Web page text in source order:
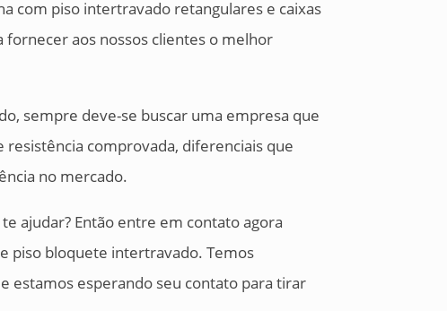
com piso intertravado retangulares e caixas
aos nossos clientes o melhor
sempre deve-se buscar uma empresa que
comprovada, diferenciais que
no mercado.
ajudar? Então entre em contato agora
piso bloquete intertravado. Temos
estamos esperando seu contato para tirar